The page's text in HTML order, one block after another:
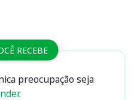
RECEBE
preocupação seja